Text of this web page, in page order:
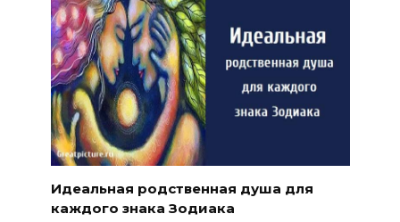
Идеальная родственная душа для
каждого знака Зодиака